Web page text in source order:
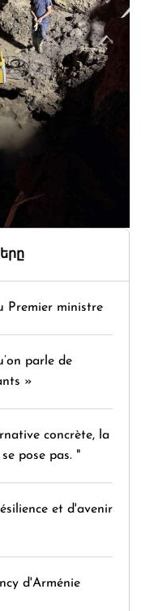
Premier ministre
parle de
»
concrète, la
pose pas. "
et d'avenir
d'Arménie